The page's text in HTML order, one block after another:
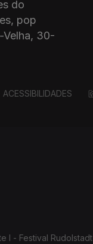
do
pop
Velha, 30-
ACESSIBILIDADES
I - Festival Rudolstadt